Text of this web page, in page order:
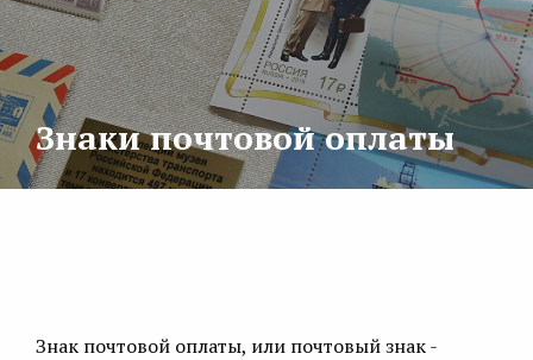
Знаки почтовой оплаты
Знак почтовой оплаты, или почтовый знак -